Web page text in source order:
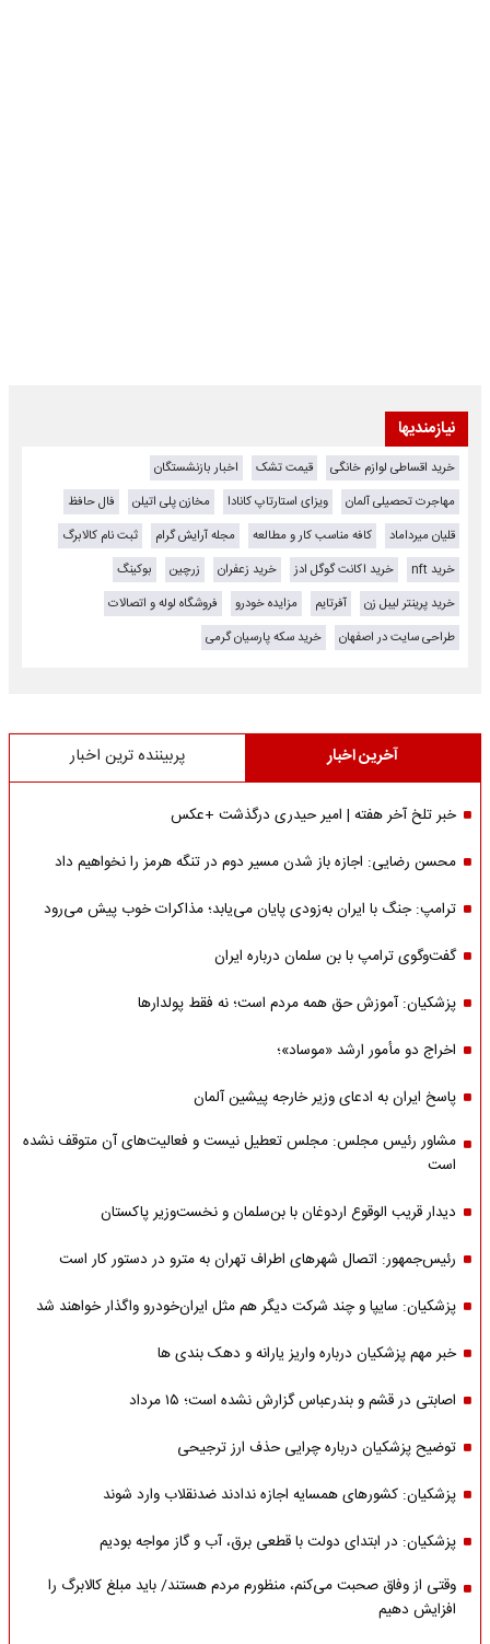
نیازمندیها
خرید اقساطی لوازم خانگی قیمت تشک
اخبار بازنشستگان
مهاجرت تحصیلی آلمان
ویزای استارتاپ کانادا مخازن پلی اتیلن
فال حافظ
قلیان میرداماد
کافه مناسب کار و مطالعه مجله آرایش گرام
ثبت نام کالابرگ
خرید nft
خرید اکانت گوگل ادز خرید زعفران زرچین
بوکینگ
خرید پرینتر لیبل زن
آفرتایم مزایده خودرو
فروشگاه لوله و اتصالات
طراحی سایت در اصفهان
خرید سکه پارسیان گرمی
آخرین اخبار پربیننده ترین اخبار
خبر تلخ آخر هفته | امیر حیدری درگذشت +عکس
محسن رضایی: اجازه باز شدن مسیر دوم در تنگه هرمز را نخواهیم داد
ترامپ: جنگ با ایران به‌زودی پایان می‌یابد؛ مذاکرات خوب پیش می‌رود
گفت‌وگوی ترامپ با بن سلمان درباره ایران
پزشکیان: آموزش حق همه مردم است؛ نه فقط پولدارها
اخراج دو مأمور ارشد «موساد»؛
پاسخ ایران به ادعای وزیر خارجه پیشین آلمان
مشاور رئیس مجلس: مجلس تعطیل نیست و فعالیت‌های آن متوقف نشده
است
دیدار قریب الوقوع اردوغان با بن‌سلمان و نخست‌وزیر پاکستان
رئیس‌جمهور: اتصال شهرهای اطراف تهران به مترو در دستور کار است
پزشکیان: سایپا و چند شرکت دیگر هم مثل ایران‌خودرو واگذار خواهند شد
خبر مهم پزشکیان درباره واریز یارانه و دهک بندی ها
اصابتی در قشم و بندرعباس گزارش نشده است؛ ۱۵ مرداد
توضیح پزشکیان درباره چرایی حذف ارز ترجیحی
پزشکیان: کشورهای همسایه اجازه ندادند ضدنقلاب وارد شوند
پزشکیان: در ابتدای دولت با قطعی برق، آب و گاز مواجه بودیم
وقتی از وفاق صحبت می‌کنم، منظورم مردم هستند/ باید مبلغ کالابرگ را
افزایش دهیم